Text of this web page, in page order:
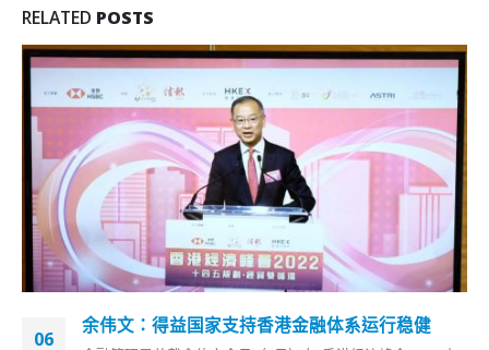
RELATED POSTS
06
余伟文：得益国家支持香港金融体系运行稳健